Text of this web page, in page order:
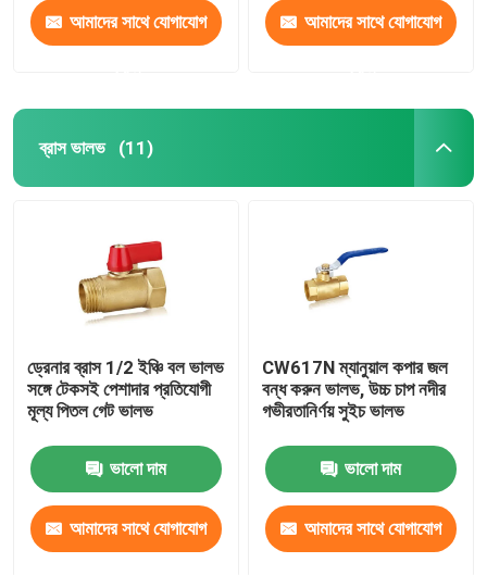
আমাদের সাথে যোগাযোগ আমাদের সাথে যোগাযোগ
ব্রাস ভালভ (11)
ড্রেনার ব্রাস 1/2 ইঞ্চি বল ভালভ
সঙ্গে টেকসই পেশাদার প্রতিযোগী
মূল্য পিতল গেট ভালভ
ভালো দাম
আমাদের সাথে যোগাযোগ
CW617N ম্যানুয়াল কপার জল
বন্ধ করুন ভালভ, উচ্চ চাপ নদীর
গভীরতানির্ণয় সুইচ ভালভ
ভালো দাম
আমাদের সাথে যোগাযোগ